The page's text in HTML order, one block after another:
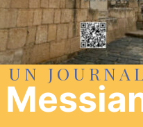
UN JOURNAL